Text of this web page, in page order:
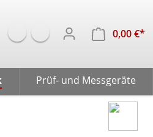
0,00 €*
Prüf- und Messgeräte